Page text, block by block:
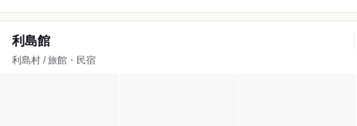
利島館
利島村 / 旅館・民宿